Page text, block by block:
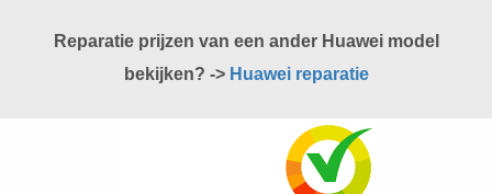
Reparatie prijzen van een ander Huawei model
bekijken? -> Huawei reparatie